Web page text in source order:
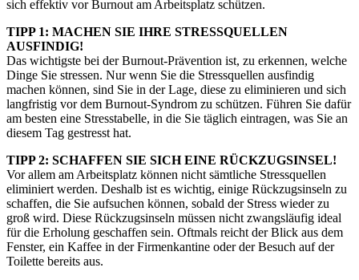
sich effektiv vor Burnout am Arbeitsplatz schützen.
TIPP 1: MACHEN SIE IHRE STRESSQUELLEN
AUSFINDIG!
Das wichtigste bei der Burnout-Prävention ist, zu erkennen, welche
Dinge Sie stressen. Nur wenn Sie die Stressquellen ausfindig
machen können, sind Sie in der Lage, diese zu eliminieren und sich
langfristig vor dem Burnout-Syndrom zu schützen. Führen Sie dafür
am besten eine Stresstabelle, in die Sie täglich eintragen, was Sie an
diesem Tag gestresst hat.
TIPP 2: SCHAFFEN SIE SICH EINE RÜCKZUGSINSEL!
Vor allem am Arbeitsplatz können nicht sämtliche Stressquellen
eliminiert werden. Deshalb ist es wichtig, einige Rückzugsinseln zu
schaffen, die Sie aufsuchen können, sobald der Stress wieder zu
groß wird. Diese Rückzugsinseln müssen nicht zwangsläufig ideal
für die Erholung geschaffen sein. Oftmals reicht der Blick aus dem
Fenster, ein Kaffee in der Firmenkantine oder der Besuch auf der
Toilette bereits aus.